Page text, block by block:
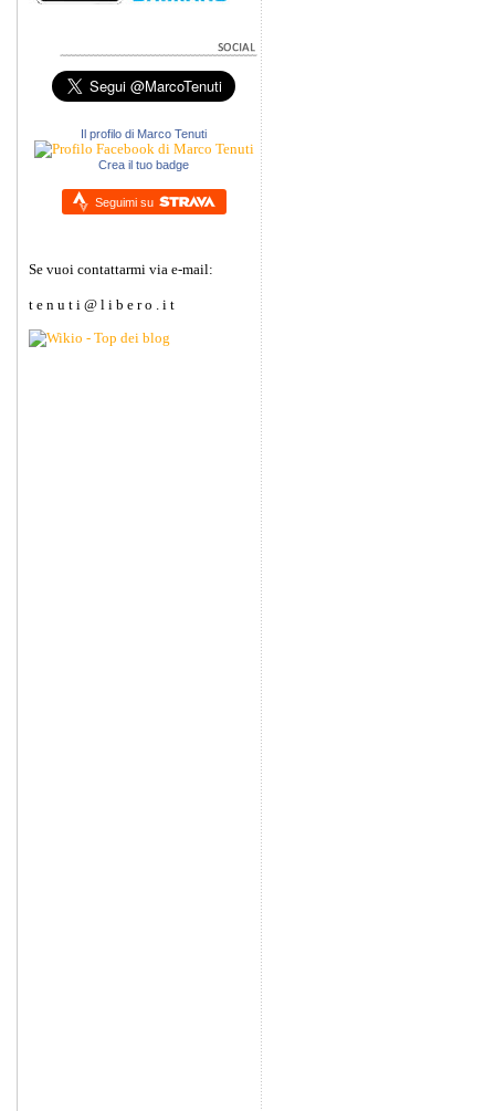
Il profilo di Marco Tenuti
Crea il tuo badge
Seguimi su
Se vuoi contattarmi via e-mail:
t e n u t i @ l i b e r o . i t